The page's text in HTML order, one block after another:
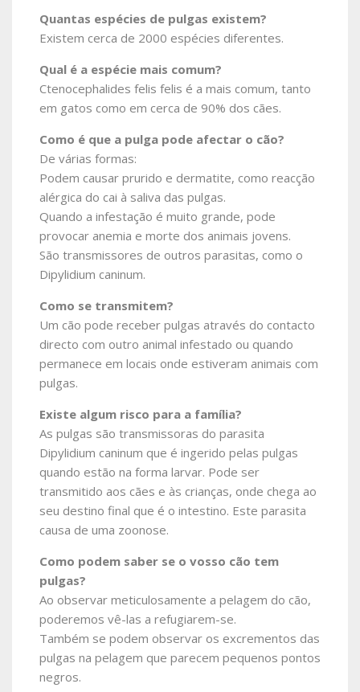
Quantas espécies de pulgas existem?
Existem cerca de 2000 espécies diferentes.
Qual é a espécie mais comum?
Ctenocephalides felis felis é a mais comum, tanto
em gatos como em cerca de 90% dos cães.
Como é que a pulga pode afectar o cão?
De várias formas:
Podem causar prurido e dermatite, como reacção
alérgica do cai à saliva das pulgas.
Quando a infestação é muito grande, pode
provocar anemia e morte dos animais jovens.
São transmissores de outros parasitas, como o
Dipylidium caninum.
Como se transmitem?
Um cão pode receber pulgas através do contacto
directo com outro animal infestado ou quando
permanece em locais onde estiveram animais com
pulgas.
Existe algum risco para a família?
As pulgas são transmissoras do parasita
Dipylidium caninum que é ingerido pelas pulgas
quando estão na forma larvar. Pode ser
transmitido aos cães e às crianças, onde chega ao
seu destino final que é o intestino. Este parasita
causa de uma zoonose.
Como podem saber se o vosso cão tem
pulgas?
Ao observar meticulosamente a pelagem do cão,
poderemos vê-las a refugiarem-se.
Também se podem observar os excrementos das
pulgas na pelagem que parecem pequenos pontos
negros.